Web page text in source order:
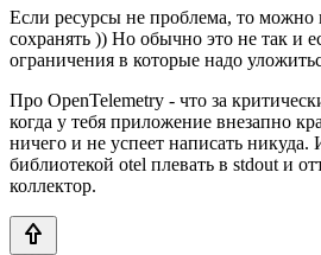
Если ресурсы не проблема, то можно
сохранять )) Но обычно это не так и
ограничения в которые надо
Про OpenTelemetry - что за
когда у тебя приложение внезапно
ничего и не успеет написать
библиотекой otel плевать в stdout и
коллектор.